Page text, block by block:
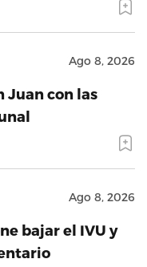
Ago 8, 2026
Juan con las
Ago 8, 2026
bajar el IVU y